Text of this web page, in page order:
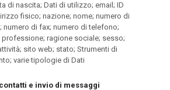
di nascita; Dati di utilizzo; email; ID
fisico; nazione; nome; numero di
numero di fax; numero di telefono;
professione; ragione sociale; sesso;
sito web; stato; Strumenti di
varie tipologie di Dati
e invio di messaggi